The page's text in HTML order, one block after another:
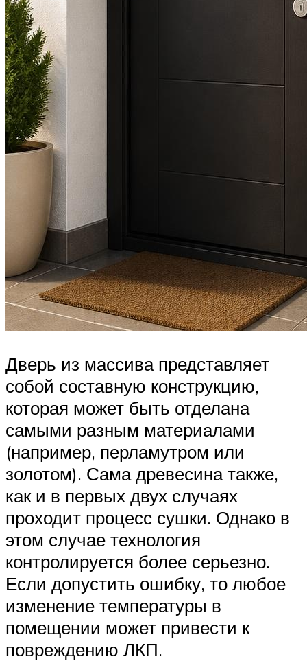
Дверь из массива представляет
собой составную конструкцию,
которая может быть отделана
самыми разным материалами
(например, перламутром или
золотом). Сама древесина также,
как и в первых двух случаях
проходит процесс сушки. Однако в
этом случае технология
контролируется более серьезно.
Если допустить ошибку, то любое
изменение температуры в
помещении может привести к
повреждению ЛКП.